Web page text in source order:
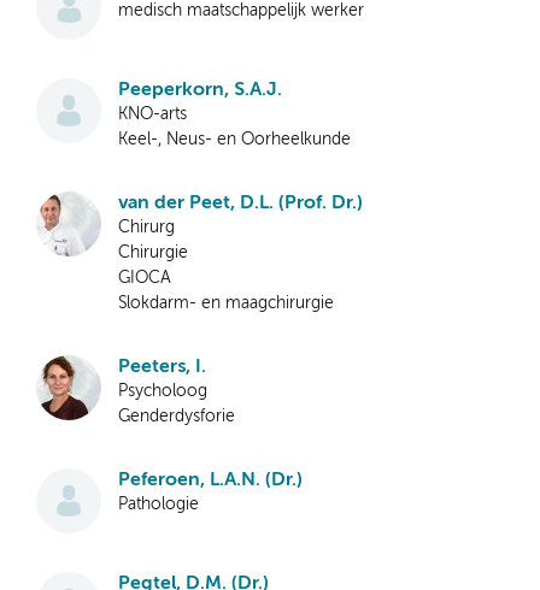
medisch maatschappelijk werker
Peeperkorn, S.A.J.
KNO-arts
Keel-, Neus- en Oorheelkunde
van der Peet, D.L. (Prof. Dr.)
Chirurg
Chirurgie
GIOCA
Slokdarm- en maagchirurgie
Peeters, I.
Psycholoog
Genderdysforie
Peferoen, L.A.N. (Dr.)
Pathologie
Pegtel, D.M. (Dr.)